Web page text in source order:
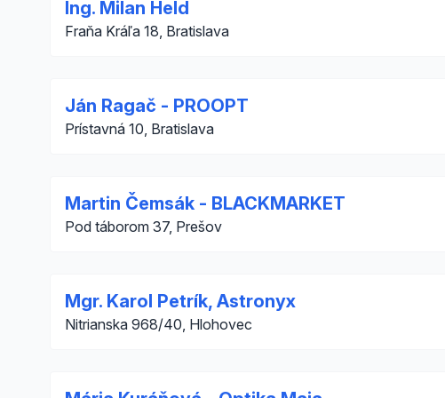
Ing. Milan Held
Fraňa Kráľa 18, Bratislava
Ján Ragač - PROOPT
Prístavná 10, Bratislava
Martin Čemsák - BLACKMARKET
Pod táborom 37, Prešov
Mgr. Karol Petrík, Astronyx
Nitrianska 968/40, Hlohovec